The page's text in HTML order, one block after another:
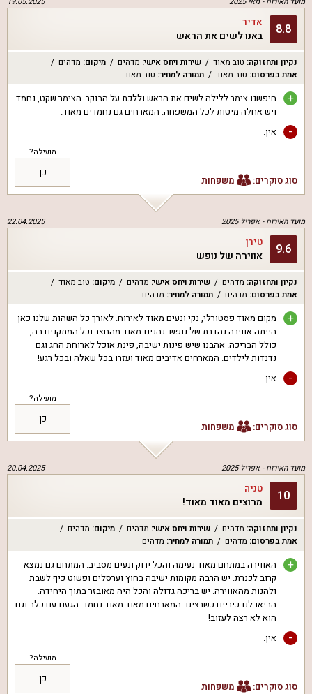
8.8 אדיר
באנו לשים את הראש
נקיון ותחזוקה: טוב מאוד שירות ויחס אישי: מדהים מיקום: מדהים
אמת בפרסום: טוב מאוד תמורה למחיר: טוב מאוד
+
חיפשנו צימר ללילה לשים את הראש וללכת על הבוקר. הצימר שקט, נחמד
ויש אחלה מיטות לכל המשפחה. המארחים גם נחמדים מאוד.
- אין.
סוג סוקרים: משפחות
מועילה?
כן
מועד האירוח -אפריל 2025 22.04.2025
9.6 טירן
אווירה של נופש
נקיון ותחזוקה: מדהים שירות ויחס אישי: מדהים מיקום: טוב מאוד
אמת בפרסום: מדהים תמורה למחיר: מדהים
+
מקום מאוד פסטורלי, נקי ונעים מאוד לאירוח. לאורך כל השהות שלנו כאן
הייתה אווירה נהדרת של נופש. נהנינו מאוד מהחצר וכל המתקנים בה,
כולל הבריכה. אהבנו שיש פינות ישיבה, פינת אוכל לארוחת החג וגם
נדנדות לילדים. המארחים אדיבים מאוד ועזרו בכל שאלה ובכל רגע!
- אין.
סוג סוקרים: משפחות
מועילה?
כן
מועד האירוח -אפריל 2025 20.04.2025
10 טניה
מרוצים מאוד מאוד!
נקיון ותחזוקה: מדהים שירות ויחס אישי: מדהים מיקום: מדהים
אמת בפרסום: מדהים תמורה למחיר: מדהים
+
האווירה במתחם מאוד נעימה והכל ירוק ונעים מסביב. המתחם גם נמצא
קרוב לכנרת. יש הרבה מקומות ישיבה בחוץ וערסלים ופשוט כיף לשבת
ולהנות מהאווירה. יש בריכה גדולה והכל היה מאובזר בתוך היחידה.
הביאו לנו כיריים כשרצינו. המארחים מאוד מאוד נחמד. הגענו עם כלב וגם
הוא לא רצה לעזוב!
- אין.
סוג סוקרים: משפחות
מועילה?
כן